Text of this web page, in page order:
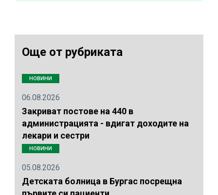
Още от рубриката
НОВИНИ
06.08.2026
Закриват постове на 440 в
администрацията - вдигат доходите на
лекари и сестри
НОВИНИ
05.08.2026
Детската болница в Бургас посрещна